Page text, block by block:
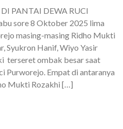
PANTAI DEWA RUCI
sore 8 Oktober 2025 lima
masing-masing Ridho Mukti
Syukron Hanif, Wiyo Yasir
terseret ombak besar saat
Purworejo. Empat di antaranya
Mukti Rozakhi […]